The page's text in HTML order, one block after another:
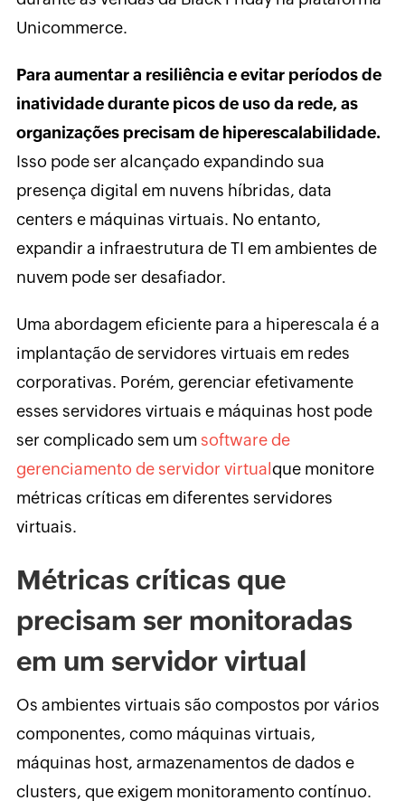
Unicommerce.
Para aumentar a resiliência e evitar períodos de
inatividade durante picos de uso da rede, as
organizações precisam de hiperescalabilidade.
Isso pode ser alcançado expandindo sua
presença digital em nuvens híbridas, data
centers e máquinas virtuais. No entanto,
expandir a infraestrutura de TI em ambientes de
nuvem pode ser desafiador.
Uma abordagem eficiente para a hiperescala é a
implantação de servidores virtuais em redes
corporativas. Porém, gerenciar efetivamente
esses servidores virtuais e máquinas host pode
ser complicado sem um software de
gerenciamento de servidor virtualque monitore
métricas críticas em diferentes servidores
virtuais.
Métricas críticas que
precisam ser monitoradas
em um servidor virtual
Os ambientes virtuais são compostos por vários
componentes, como máquinas virtuais,
máquinas host, armazenamentos de dados e
clusters, que exigem monitoramento contínuo.